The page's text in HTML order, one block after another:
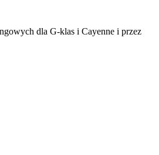
dla G-klas i Cayenne i przez